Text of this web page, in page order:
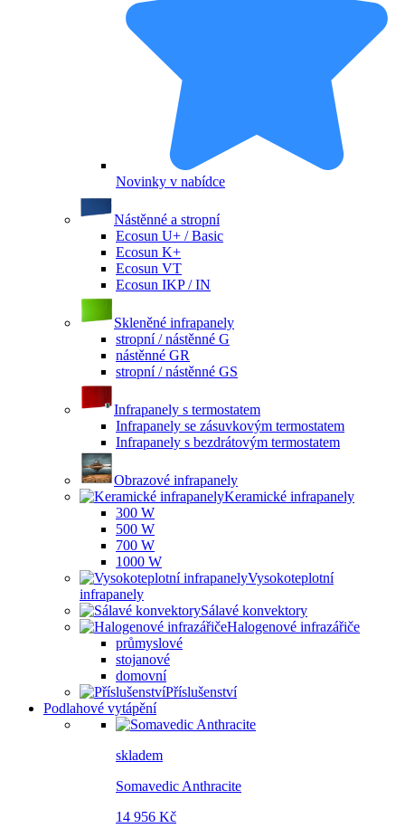
Novinky v nabídce
Nástěnné a stropní
Ecosun U+ / Basic
Ecosun K+
Ecosun VT
Ecosun IKP / IN
Skleněné infrapanely
stropní / nástěnné G
nástěnné GR
stropní / nástěnné GS
Infrapanely s termostatem
Infrapanely se zásuvkovým termostatem
Infrapanely s bezdrátovým termostatem
Obrazové infrapanely
Keramické infrapanely
300 W
500 W
700 W
1000 W
Vysokoteplotní
infrapanely
Sálavé konvektory
Halogenové infrazářiče
průmyslové
stojanové
domovní
Příslušenství
Podlahové vytápění
skladem
Somavedic Anthracite
14 956 Kč